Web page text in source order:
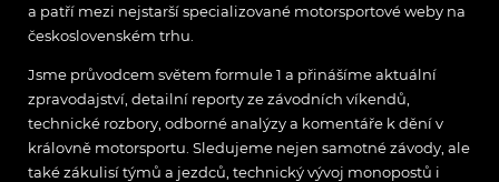
a patří mezi nejstarší specializované motorsportové weby na
československém trhu.
Jsme průvodcem světem formule 1 a přinášíme aktuální
zpravodajství, detailní reporty ze závodních víkendů,
technické rozbory, odborné analýzy a komentáře k dění v
královně motorsportu. Sledujeme nejen samotné závody, ale
také zákulisí týmů a jezdců, technický vývoj monopostů i